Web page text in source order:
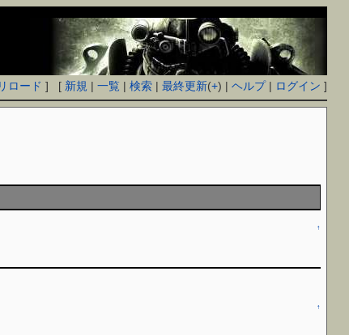
リロード ] [ 新規 |一覧 |検索 |最終更新(+) |ヘルプ| ログイン ]
↑
↑